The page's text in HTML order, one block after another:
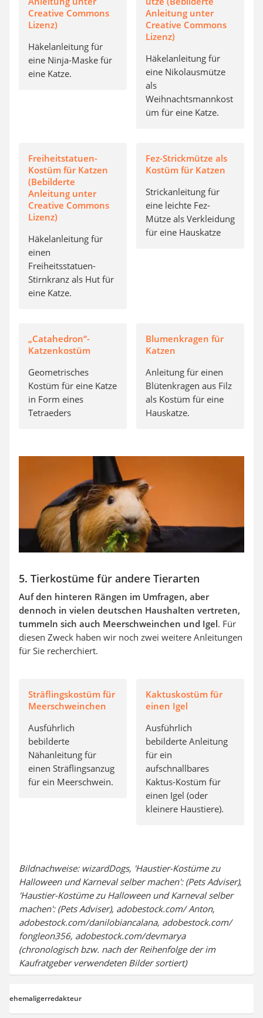
Creative Commons
Lizenz)
Häkelanleitung für
eine Ninja-Maske für
eine Katze.
Anleitung unter
Creative Commons
Lizenz)
Häkelanleitung für
eine Nikolausmütze
als
Weihnachtsmannkost
üm für eine Katze.
Freiheitstatuen-
Kostüm für Katzen
(Bebilderte
Anleitung unter
Creative Commons
Lizenz)
Häkelanleitung für
einen
Freiheitsstatuen-
Stirnkranz als Hut für
eine Katze.
Fez-Strickmütze als
Kostüm für Katzen
Strickanleitung für
eine leichte Fez-
Mütze als Verkleidung
für eine Hauskatze
„Catahedron“-
Katzenkostüm
Geometrisches
Kostüm für eine Katze
in Form eines
Tetraeders
Blumenkragen für
Katzen
Anleitung für einen
Blütenkragen aus Filz
als Kostüm für eine
Hauskatze.
5. Tierkostüme für andere Tierarten
Auf den hinteren Rängen im Umfragen, aber
dennoch in vielen deutschen Haushalten vertreten,
tummeln sich auch Meerschweinchen und Igel. Für
diesen Zweck haben wir noch zwei weitere Anleitungen
für Sie recherchiert.
Sträflingskostüm für
Meerschweinchen
Ausführlich
bebilderte
Nähanleitung für
einen Sträflingsanzug
für ein Meerschwein.
Kaktuskostüm für
einen Igel
Ausführlich
bebilderte Anleitung
für ein
aufschnallbares
Kaktus-Kostüm für
einen Igel (oder
kleinere Haustiere).
Bildnachweise: wizardDogs, 'Haustier-Kostüme zu
Halloween und Karneval selber machen': (Pets Adviser),
'Haustier-Kostüme zu Halloween und Karneval selber
machen': (Pets Adviser), adobestock.com/ Anton,
adobestock.com/danilobiancalana, adobestock.com/
fongleon356, adobestock.com/devmarya
(chronologisch bzw. nach der Reihenfolge der im
Kaufratgeber verwendeten Bilder sortiert)
ehemaligerredakteur